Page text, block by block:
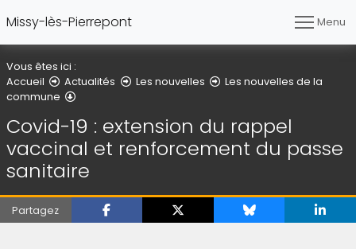
Missy-lès-Pierrepont Menu
Vous êtes ici :
Accueil
Actualités Les nouvelles
Les nouvelles de la
commune
Covid-19 : extension du rappel
vaccinal et renforcement du passe
sanitaire
Partagez